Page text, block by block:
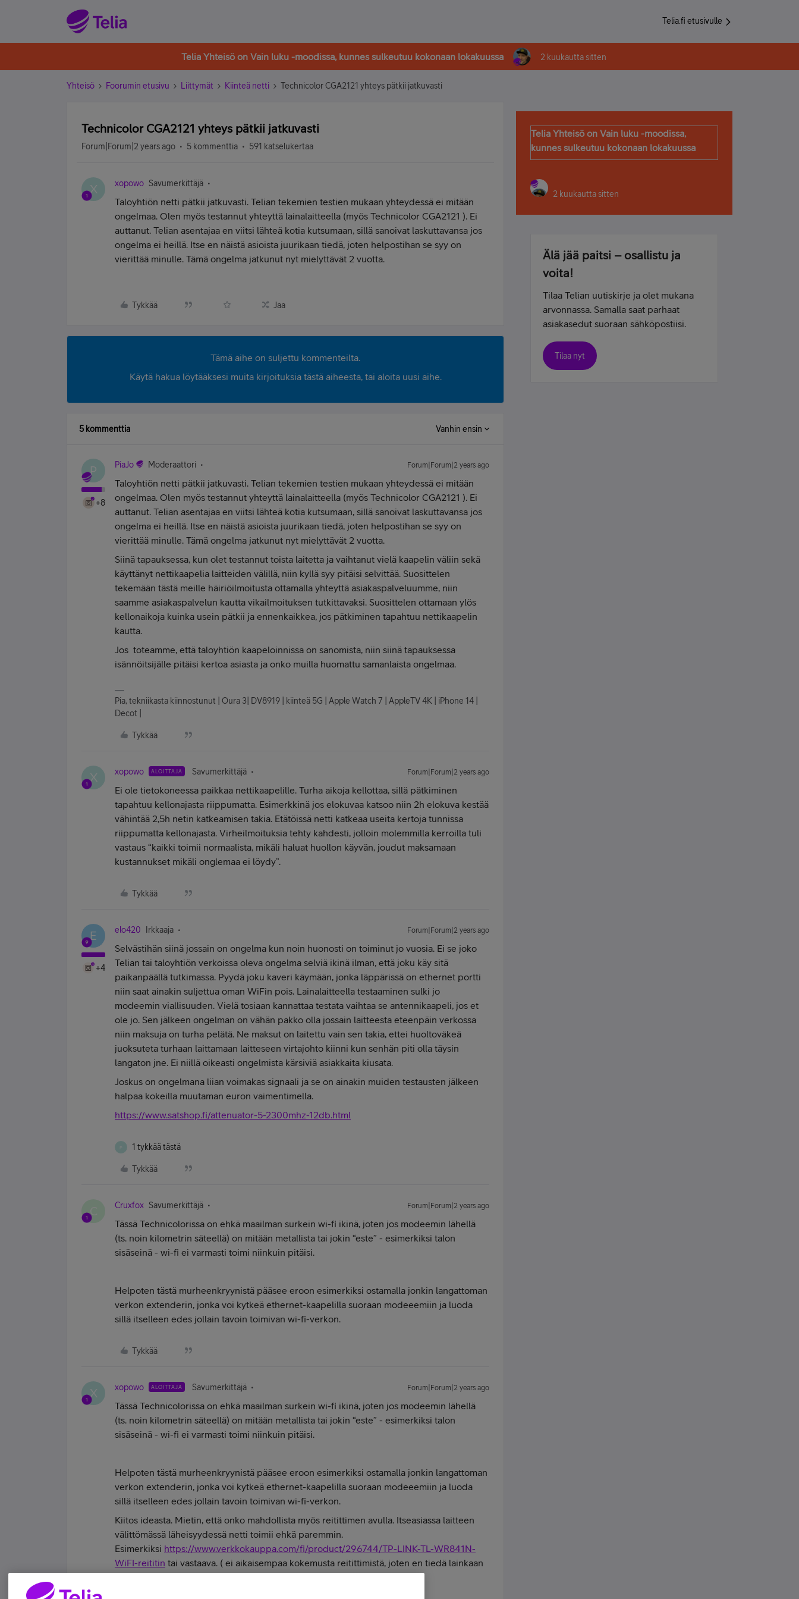
Telia.fi etusivulle
Telia Yhteisö on Vain luku -moodissa, kunnes sulkeutuu kokonaan lokakuussa 2 kuukautta sitten
Yhteisö Foorumin etusivu Liittymät Kiinteä netti Technicolor CGA2121 yhteys pätkii jatkuvasti
Technicolor CGA2121 yhteys pätkii jatkuvasti
Forum|Forum|2 years ago 5 kommenttia 591 katselukertaa
X xopowo Savumerkittäjä
Taloyhtiön netti pätkii jatkuvasti. Telian tekemien testien mukaan yhteydessä ei mitään
ongelmaa. Olen myös testannut yhteyttä lainalaitteella (myös Technicolor CGA2121 ). Ei
auttanut. Telian asentajaa en viitsi lähteä kotia kutsumaan, sillä sanoivat laskuttavansa jos
ongelma ei heillä. Itse en näistä asioista juurikaan tiedä, joten helpostihan se syy on
vierittää minulle. Tämä ongelma jatkunut nyt mielyttävät 2 vuotta.
Tykkää Jaa
Tämä aihe on suljettu kommenteilta.
Käytä hakua löytääksesi muita kirjoituksia tästä aiheesta, tai aloita uusi aihe.
5 kommenttia Vanhin ensin
P
+8
PiaJo Moderaattori Forum|Forum|2 years ago
Taloyhtiön netti pätkii jatkuvasti. Telian tekemien testien mukaan yhteydessä ei mitään
ongelmaa. Olen myös testannut yhteyttä lainalaitteella (myös Technicolor CGA2121 ). Ei
auttanut. Telian asentajaa en viitsi lähteä kotia kutsumaan, sillä sanoivat laskuttavansa jos
ongelma ei heillä. Itse en näistä asioista juurikaan tiedä, joten helpostihan se syy on
vierittää minulle. Tämä ongelma jatkunut nyt mielyttävät 2 vuotta.
Siinä tapauksessa, kun olet testannut toista laitetta ja vaihtanut vielä kaapelin väliin sekä
käyttänyt nettikaapelia laitteiden välillä, niin kyllä syy pitäisi selvittää. Suosittelen
tekemään tästä meille häiriöilmoitusta ottamalla yhteyttä asiakaspalveluumme, niin
saamme asiakaspalvelun kautta vikailmoituksen tutkittavaksi. Suosittelen ottamaan ylös
kellonaikoja kuinka usein pätkii ja ennenkaikkea, jos pätkiminen tapahtuu nettikaapelin
kautta.
Jos toteamme, että taloyhtiön kaapeloinnissa on sanomista, niin siinä tapauksessa
isännöitsijälle pitäisi kertoa asiasta ja onko muilla huomattu samanlaista ongelmaa.
Pia, tekniikasta kiinnostunut | Oura 3| DV8919 | kiinteä 5G | Apple Watch 7 | AppleTV 4K | iPhone 14 |
Decot |
Tykkää
X xopowo ALOITTAJA Savumerkittäjä Forum|Forum|2 years ago
Ei ole tietokoneessa paikkaa nettikaapelille. Turha aikoja kellottaa, sillä pätkiminen
tapahtuu kellonajasta riippumatta. Esimerkkinä jos elokuvaa katsoo niin 2h elokuva kestää
vähintää 2,5h netin katkeamisen takia. Etätöissä netti katkeaa useita kertoja tunnissa
riippumatta kellonajasta. Virheilmoituksia tehty kahdesti, jolloin molemmilla kerroilla tuli
vastaus “kaikki toimii normaalista, mikäli haluat huollon käyvän, joudut maksamaan
kustannukset mikäli onglemaa ei löydy”.
Tykkää
E
+4
elo420 Irkkaaja Forum|Forum|2 years ago
Selvästihän siinä jossain on ongelma kun noin huonosti on toiminut jo vuosia. Ei se joko
Telian tai taloyhtiön verkoissa oleva ongelma selviä ikinä ilman, että joku käy sitä
paikanpäällä tutkimassa. Pyydä joku kaveri käymään, jonka läppärissä on ethernet portti
niin saat ainakin suljettua oman WiFin pois. Lainalaitteella testaaminen sulki jo
modeemin viallisuuden. Vielä tosiaan kannattaa testata vaihtaa se antennikaapeli, jos et
ole jo. Sen jälkeen ongelman on vähän pakko olla jossain laitteesta eteenpäin verkossa
niin maksuja on turha pelätä. Ne maksut on laitettu vain sen takia, ettei huoltoväkeä
juoksuteta turhaan laittamaan laitteseen virtajohto kiinni kun senhän piti olla täysin
langaton jne. Ei niillä oikeasti ongelmista kärsiviä asiakkaita kiusata.
Joskus on ongelmana liian voimakas signaali ja se on ainakin muiden testausten jälkeen
halpaa kokeilla muutaman euron vaimentimella.
https://www.satshop.fi/attenuator-5-2300mhz-12db.html
1 tykkää tästä
Tykkää
C Cruxfox Savumerkittäjä Forum|Forum|2 years ago
Tässä Technicolorissa on ehkä maailman surkein wi-fi ikinä, joten jos modeemin lähellä
(ts. noin kilometrin säteellä) on mitään metallista tai jokin “este” - esimerkiksi talon
sisäseinä - wi-fi ei varmasti toimi niinkuin pitäisi.
Helpoten tästä murheenkryynistä pääsee eroon esimerkiksi ostamalla jonkin langattoman
verkon extenderin, jonka voi kytkeä ethernet-kaapelilla suoraan modeeemiin ja luoda
sillä itselleen edes jollain tavoin toimivan wi-fi-verkon.
Tykkää
X xopowo ALOITTAJA Savumerkittäjä Forum|Forum|2 years ago
Tässä Technicolorissa on ehkä maailman surkein wi-fi ikinä, joten jos modeemin lähellä
(ts. noin kilometrin säteellä) on mitään metallista tai jokin “este” - esimerkiksi talon
sisäseinä - wi-fi ei varmasti toimi niinkuin pitäisi.
Helpoten tästä murheenkryynistä pääsee eroon esimerkiksi ostamalla jonkin langattoman
verkon extenderin, jonka voi kytkeä ethernet-kaapelilla suoraan modeeemiin ja luoda
sillä itselleen edes jollain tavoin toimivan wi-fi-verkon.
Kiitos ideasta. Mietin, että onko mahdollista myös reitittimen avulla. Itseasiassa laitteen
välittömässä läheisyydessä netti toimii ehkä paremmin.
Esimerkiksi https://www.verkkokauppa.com/fi/product/296744/TP-LINK-TL-WR841N-
WiFI-reititin tai vastaava. ( ei aikaisempaa kokemusta reitittimistä, joten en tiedä lainkaan
Telia Yhteisö on Vain luku -moodissa,
kunnes sulkeutuu kokonaan lokakuussa
2 kuukautta sitten
Älä jää paitsi – osallistu ja
voita!
Tilaa Telian uutiskirje ja olet mukana
arvonnassa. Samalla saat parhaat
asiakasedut suoraan sähköpostiisi.
Tilaa nyt